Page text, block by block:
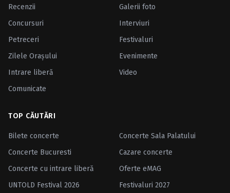
Recenzii
Galerii foto
Concursuri
Interviuri
Petreceri
Festivaluri
Zilele Oraşului
Evenimente
Intrare liberă
Video
Comunicate
TOP CĂUTĂRI
Bilete concerte
Concerte Sala Palatului
Concerte Bucuresti
Cazare concerte
Concerte cu intrare liberă
Oferte eMAG
UNTOLD Festival 2026
Festivaluri 2027